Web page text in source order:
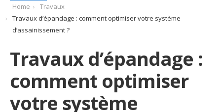
Home
Travaux
Travaux d’épandage : comment optimiser votre système
d’assainissement ?
Travaux d’épandage :
comment optimiser
votre système